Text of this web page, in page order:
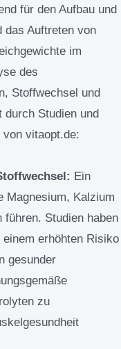
für den Aufbau und
das Auftreten von
im
des
Stoffwechsel und
Studien und
vitaopt.de:
Ein
Magnesium, Kalzium
Studien haben
erhöhten Risiko
gesunder
zu